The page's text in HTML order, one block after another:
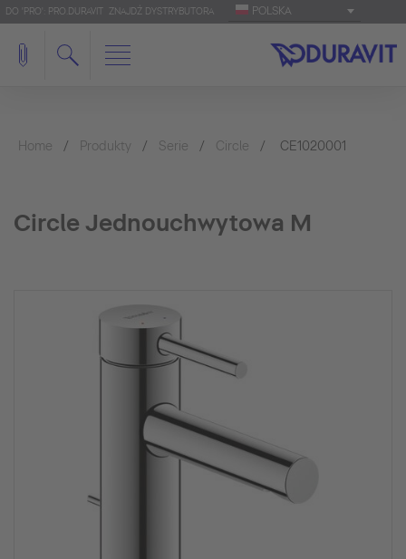
DO 'PRO': PRO.DURAVIT ZNAJDŹ DYSTRYBUTORA POLSKA
Home Produkty Serie Circle CE1020001
Circle Jednouchwytowa M